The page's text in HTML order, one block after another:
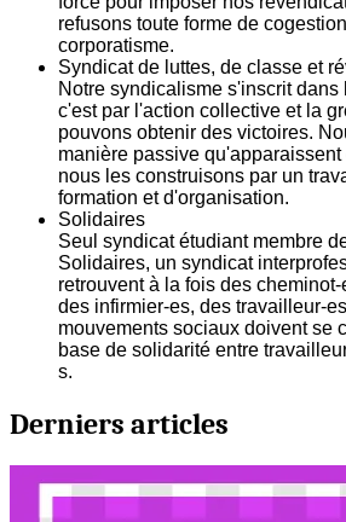
refusons toute forme de
corporatisme.
Syndicat de luttes, de classe et
Notre syndicalisme s'inscrit dans
c'est par l'action collective et la
pouvons obtenir des victoires.
manière passive
nous les construisons par un
formation et d'organisation.
Solidaires
Seul syndicat étudiant membre
Solidaires, un syndicat
retrouvent à la fois des
des infirmier-es, des travailleur-
mouvements sociaux doivent se
base de solidarité entre
s.
Derniers articles